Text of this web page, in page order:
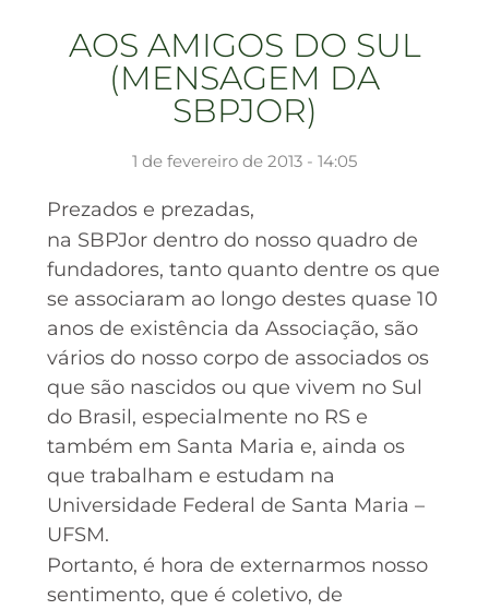
AOS AMIGOS DO SUL
(MENSAGEM DA
SBPJOR)
1 de fevereiro de 2013 - 14:05
Prezados e prezadas,
na SBPJor dentro do nosso quadro de
fundadores, tanto quanto dentre os que
se associaram ao longo destes quase 10
anos de existência da Associação, são
vários do nosso corpo de associados os
que são nascidos ou que vivem no Sul
do Brasil, especialmente no RS e
também em Santa Maria e, ainda os
que trabalham e estudam na
Universidade Federal de Santa Maria –
UFSM.
Portanto, é hora de externarmos nosso
sentimento, que é coletivo, de